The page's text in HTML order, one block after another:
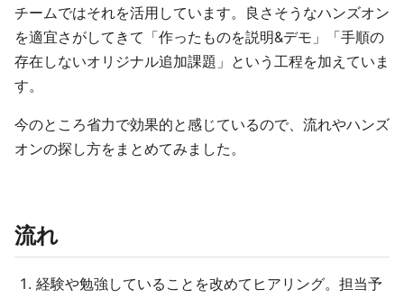
チームではそれを活用しています。良さそうなハンズオン
を適宜さがしてきて「作ったものを説明&デモ」「手順の
存在しないオリジナル追加課題」という工程を加えていま
す。
今のところ省力で効果的と感じているので、流れやハンズ
オンの探し方をまとめてみました。
流れ
経験や勉強していることを改めてヒアリング。担当予